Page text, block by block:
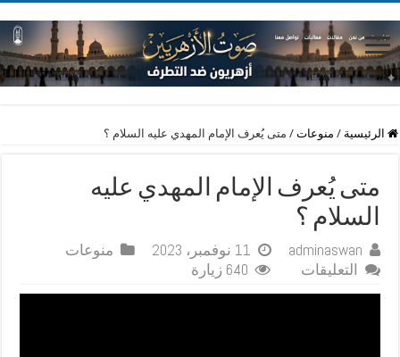
الرئيسية / منوعات / متى يُعرف الإمام المهدي عليه السلام ؟
متى يُعرف الإمام المهدي عليه
السلام ؟
adminaswan 11 نوفمبر، 2023
منوعات
التعليقات
640 زيارة